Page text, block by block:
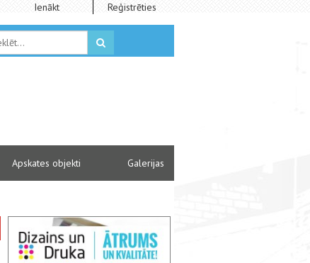
Ienākt Reģistrēties
Apskates objekti Galerijas